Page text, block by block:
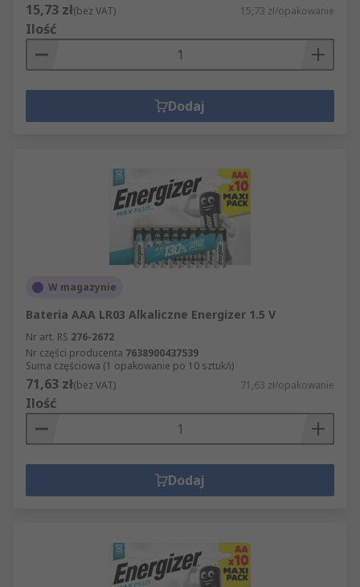
15,73 zł(bez VAT) 15,73 zł/opakowanie
Ilość
Dodaj
W magazynie
Bateria AAA LR03 Alkaliczne Energizer 1.5 V
Nr art. RS 276-2672
Nr części producenta 7638900437539
Suma częściowa (1 opakowanie po 10 sztuk/i)
71,63 zł(bez VAT) 71,63 zł/opakowanie
Ilość
Dodaj